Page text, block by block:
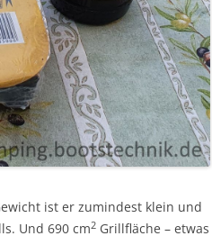
ist er zumindest klein und
Und 690 cm2 Grillfläche – etwas